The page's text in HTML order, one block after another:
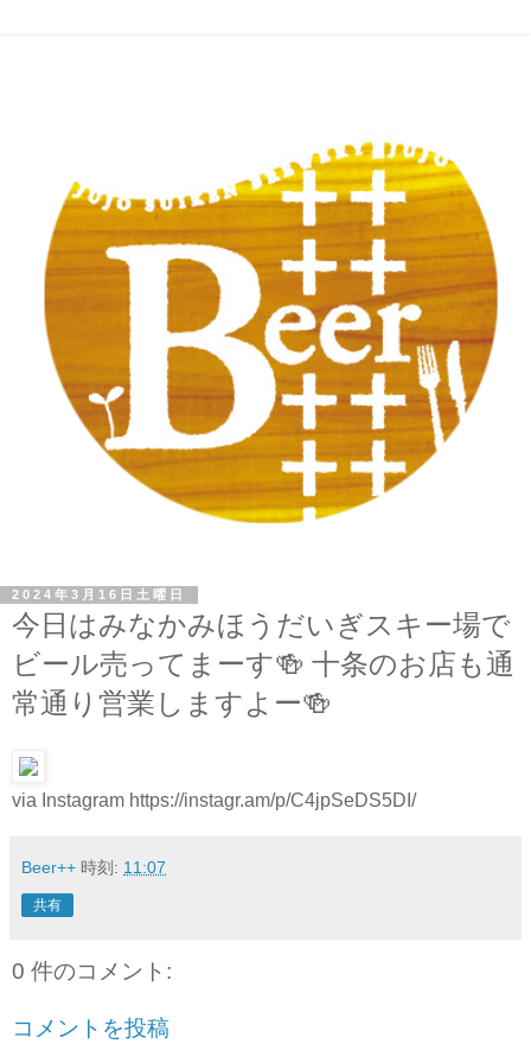
2024年3月16日土曜日
今日はみなかみほうだいぎスキー場で
ビール売ってまーす🍻 十条のお店も通
常通り営業しますよー🍻
via Instagram https://instagr.am/p/C4jpSeDS5DI/
Beer++ 時刻: 11:07
共有
0 件のコメント:
コメントを投稿